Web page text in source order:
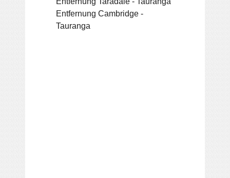
Entfernung Cambridge -
Tauranga